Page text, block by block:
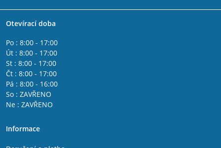
Otevírací doba
Po : 8:00 - 17:00
Út : 8:00 - 17:00
St : 8:00 - 17:00
Čt : 8:00 - 17:00
Pá : 8:00 - 16:00
So : ZAVŘENO
Ne : ZAVŘENO
Informace